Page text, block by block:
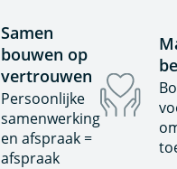
Samen
bouwen op
vertrouwen
Persoonlijke
samenwerking
en afspraak =
afspraak